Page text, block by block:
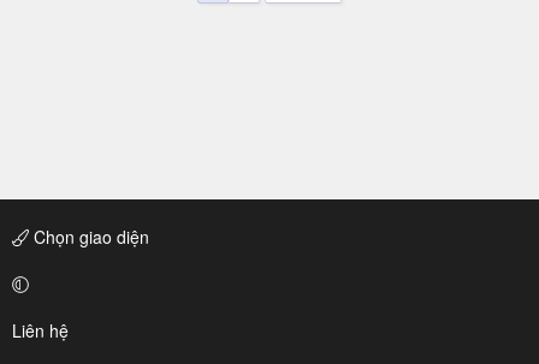
Chọn giao diện
Liên hệ